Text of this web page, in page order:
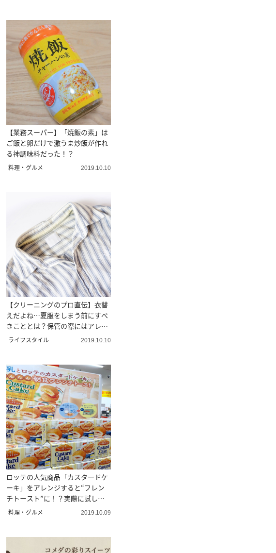
【業務スーパー】「焼飯の素」は
ご飯と卵だけで激うま炒飯が作れ
る神調味料だった！？
料理・グルメ 2019.10.10
【クリーニングのプロ直伝】衣替
えだよね…夏服をしまう前にすべ
きこととは？保管の際にはアレを
忘れずに
ライフスタイル 2019.10.10
ロッテの人気商品「カスタードケ
ーキ」をアレンジすると“フレン
チトースト”に！？実際に試して
みた
料理・グルメ 2019.10.09